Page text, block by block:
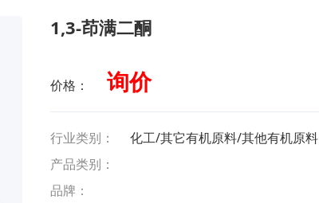
1,3-茚满二酮
价格： 询价
行业类别：
化工/其它有机原料/其他有机原料
产品类别：
品牌：